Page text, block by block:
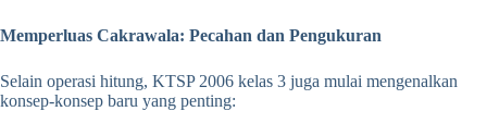
Memperluas Cakrawala: Pecahan dan Pengukuran
Selain operasi hitung, KTSP 2006 kelas 3 juga mulai mengenalkan
konsep-konsep baru yang penting: